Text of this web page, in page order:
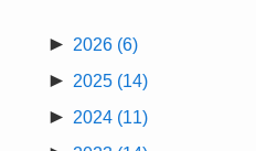
► 2026 (6)
► 2025 (14)
► 2024 (11)